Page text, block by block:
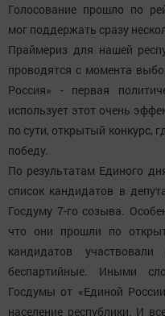
Голосование прошло по
мог поддержать сразу
Праймериз для нашей
проводятся с момента
Россия» - первая
использует этот очень
по сути, открытый конкурс,
победу.
По результатам Единого
список кандидатов в
Госдуму 7-го созыва.
что они прошли по
кандидатов
беспартийные. Иными
Госдумы от «Единой
население республики. И